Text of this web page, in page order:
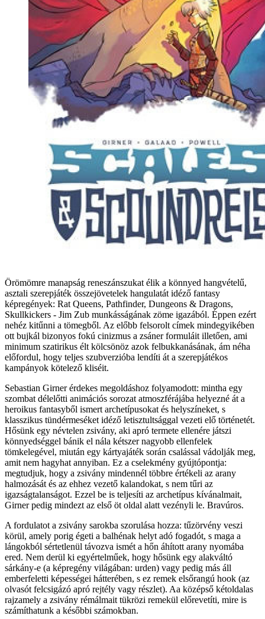
Örömömre manapság reneszánszukat élik a könnyed hangvételű,
asztali szerepjáték összejövetelek hangulatát idéző fantasy
képregények: Rat Queens, Pathfinder, Dungeons & Dragons,
Skullkickers - Jim Zub munkásságának zöme igazából. Éppen ezért
nehéz kitűnni a tömegből. Az előbb felsorolt címek mindegyikében
ott bujkál bizonyos fokú cinizmus a zsáner formuláit illetően, ami
minimum szatirikus élt kölcsönöz azok felbukkanásának, ám néha
előfordul, hogy teljes szubverzióba lendíti át a szerepjátékos
kampányok kötelező kliséit.
Sebastian Girner érdekes megoldáshoz folyamodott: mintha egy
szombat délelőtti animációs sorozat atmoszférájába helyezné át a
heroikus fantasyből ismert archetípusokat és helyszíneket, s
klasszikus tündérmeséket idéző letisztultsággal vezeti elő történetét.
Hősünk egy névtelen zsivány, aki apró termete ellenére játszi
könnyedséggel bánik el nála kétszer nagyobb ellenfelek
tömkelegével, miután egy kártyajáték során csalással vádolják meg,
amit nem hagyhat annyiban. Ez a cselekmény gyújtópontja:
megtudjuk, hogy a zsivány mindennél többre értékeli az arany
halmozását és az ehhez vezető kalandokat, s nem tűri az
igazságtalanságot. Ezzel be is teljesíti az archetípus kívánalmait,
Girner pedig mindezt az első öt oldal alatt vezényli le. Bravúros.
A fordulatot a zsivány sarokba szorulása hozza: tűzörvény veszi
körül, amely porig égeti a balhénak helyt adó fogadót, s maga a
lángokból sértetlenül távozva ismét a hőn áhított arany nyomába
ered. Nem derül ki egyértelműek, hogy hősünk egy alakváltó
sárkány-e (a képregény világában: urden) vagy pedig más áll
emberfeletti képességei hátterében, s ez remek elsőrangú hook (az
olvasót felcsigázó apró rejtély vagy részlet). Aa középső kétoldalas
rajzamely a zsivány rémálmait tükrözi remekül előrevetíti, mire is
számíthatunk a későbbi számokban.